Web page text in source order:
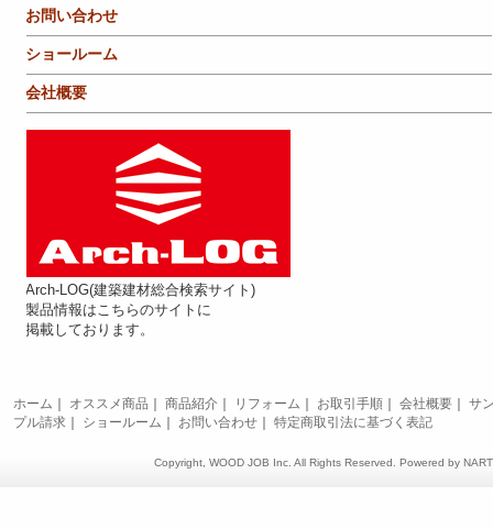
お問い合わせ
ショールーム
会社概要
Arch-LOG(建築建材総合検索サイト)
製品情報はこちらのサイトに
掲載しております。
ホーム オススメ商品 商品紹介｜ リフォーム お取引手順｜ 会社概要｜
サ
プル請求｜ ショールーム お問い合わせ｜ 特定商取引法に基づく表記
Copyright, WOOD JOB Inc. All Rights Reserved. Powered by